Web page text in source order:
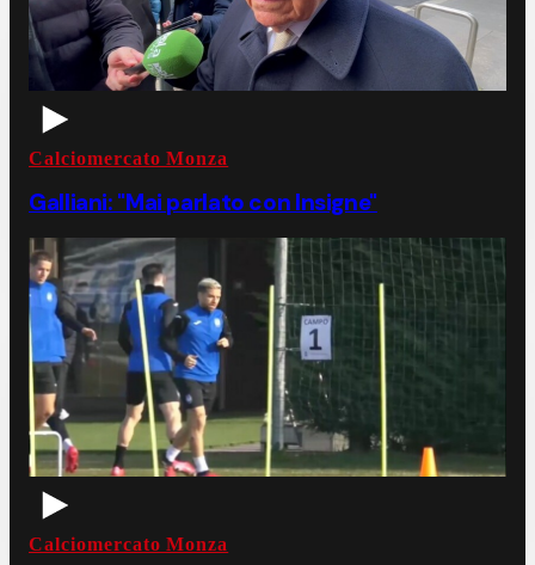
Calciomercato Monza
Galliani: "Mai parlato con Insigne"
Calciomercato Monza